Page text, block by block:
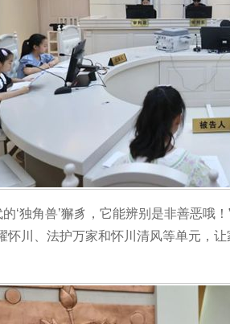
的‘独角兽’獬豸，它能辨别是非善恶哦
怀川、法护万家和怀川清风等单元，